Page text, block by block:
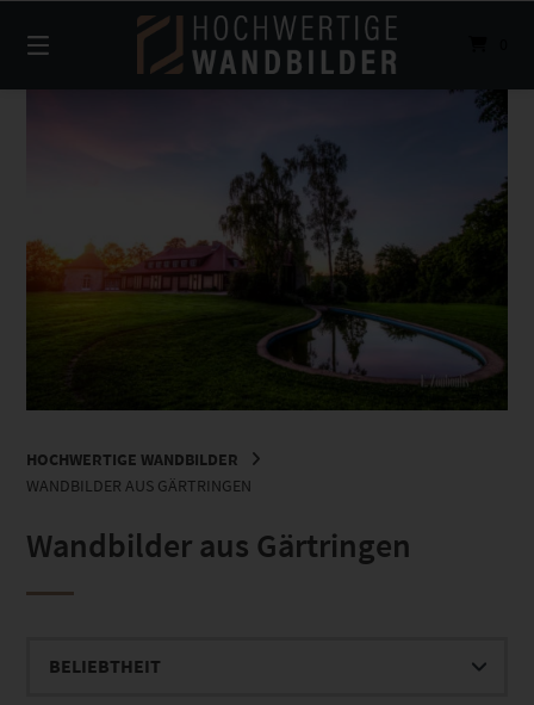
zum
Inhalt
HOCHWERTIGE WANDBILDER
WANDBILDER AUS GÄRTRINGEN
Wandbilder aus Gärtringen